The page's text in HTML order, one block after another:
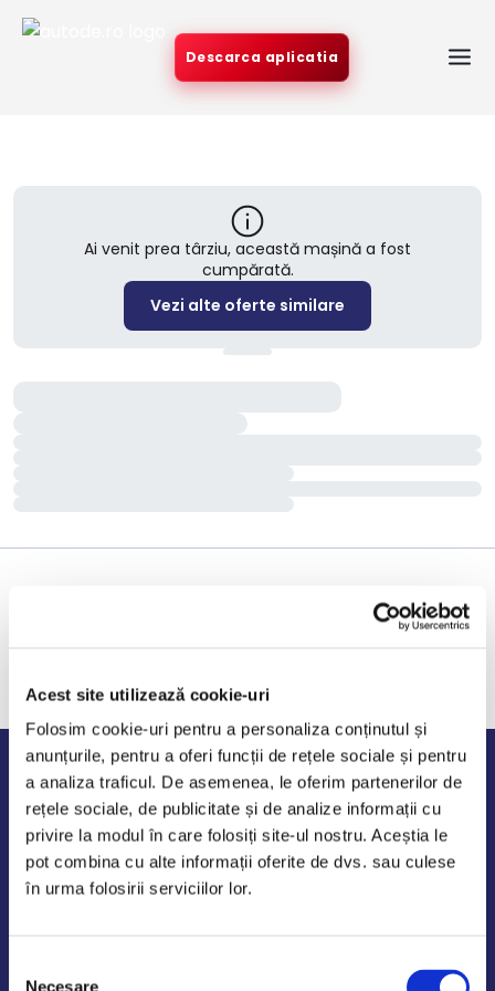
Acest site utilizează cookie-uri
Folosim cookie-uri pentru a personaliza conținutul și
anunțurile, pentru a oferi funcții de rețele sociale și pentru
a analiza traficul. De asemenea, le oferim partenerilor de
rețele sociale, de publicitate și de analize informații cu
privire la modul în care folosiți site-ul nostru. Aceștia le
pot combina cu alte informații oferite de dvs. sau culese
în urma folosirii serviciilor lor.
Necesare
Descarca aplicatia
Ai venit prea târziu, această mașină a fost
cumpărată.
Vezi alte oferte similare
Program de lucru
Luni - Vineri: 09:00-18:00
Sambata - Duminica: 10:00-14:00